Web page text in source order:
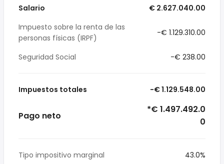
Salario
€ 2.627.040.00
Impuesto sobre la renta de las
personas físicas (IRPF)
-€ 1.129.310.00
Seguridad Social -€ 238.00
Impuestos totales -€ 1.129.548.00
Pago neto
*€ 1.497.492.0
0
Tipo impositivo marginal
43.0%